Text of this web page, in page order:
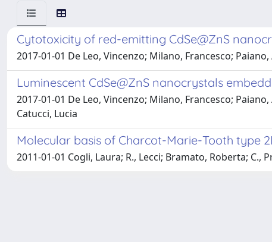
Cytotoxicity of red-emitting CdSe@ZnS
2017-01-01 De Leo, Vincenzo; Milano, Francesco;
Luminescent CdSe@ZnS nanocrystals
2017-01-01 De Leo, Vincenzo; Milano, Francesco;
Catucci, Lucia
Molecular basis of Charcot-Marie-Tooth type
2011-01-01 Cogli, Laura; R., Lecci; Bramato, Roberta; C.,